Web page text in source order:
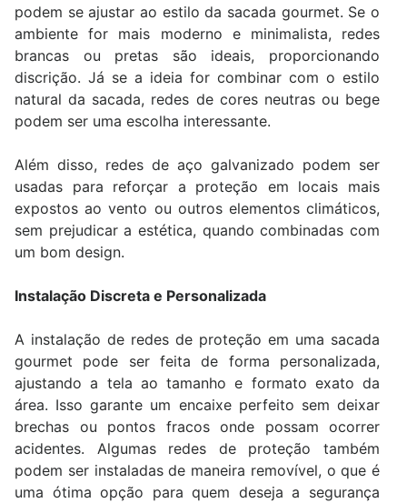
podem se ajustar ao estilo da sacada gourmet. Se o
ambiente for mais moderno e minimalista, redes
brancas ou pretas são ideais, proporcionando
discrição. Já se a ideia for combinar com o estilo
natural da sacada, redes de cores neutras ou bege
podem ser uma escolha interessante.
Além disso, redes de aço galvanizado podem ser
usadas para reforçar a proteção em locais mais
expostos ao vento ou outros elementos climáticos,
sem prejudicar a estética, quando combinadas com
um bom design.
Instalação Discreta e Personalizada
A instalação de redes de proteção em uma sacada
gourmet pode ser feita de forma personalizada,
ajustando a tela ao tamanho e formato exato da
área. Isso garante um encaixe perfeito sem deixar
brechas ou pontos fracos onde possam ocorrer
acidentes. Algumas redes de proteção também
podem ser instaladas de maneira removível, o que é
uma ótima opção para quem deseja a segurança